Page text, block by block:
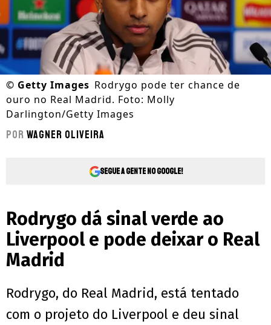
© Getty Images Rodrygo pode ter chance de
ouro no Real Madrid. Foto: Molly
Darlington/Getty Images
Por Wagner Oliveira
Segue a gente no Google!
Rodrygo dá sinal verde ao
Liverpool e pode deixar o Real
Madrid
Rodrygo, do Real Madrid, está tentado
com o projeto do Liverpool e deu sinal